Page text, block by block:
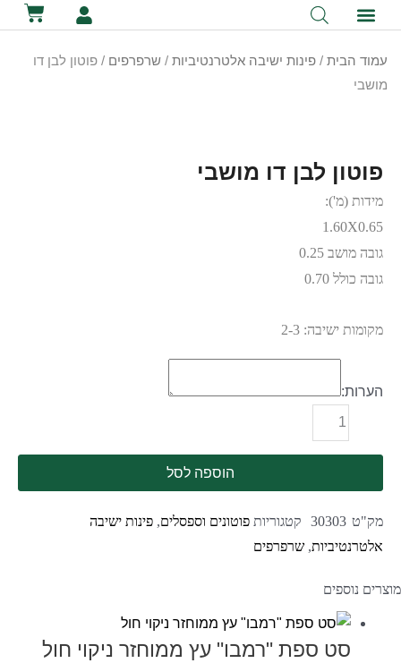
לתוכן
פוטון לבן דו מושבי
מידות (מ'):
1.60X0.65
גובה מושב 0.25
גובה כולל 0.70
מקומות ישיבה: 2-3
הערות:
הוספה לסל
מק"ט 30303 קטגוריות פוטונים וספסלים, פינות ישיבה
אלטרנטיביות, שרפרפים
עמוד הבית / פינות ישיבה אלטרנטיביות / שרפרפים / פוטון לבן דו
מושבי
מוצרים נוספים
סט ספת "רמבו" עץ ממוחזר ניקוי חול